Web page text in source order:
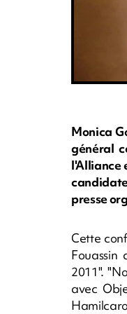
Monica
général
l'Alliance
presse
Cette
2011".
avec